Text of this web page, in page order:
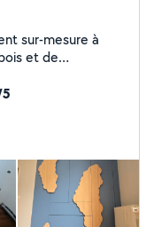
bordelaise.
claustras bois ou
et finitions
des solutions
des délais et
un devis gratuit !